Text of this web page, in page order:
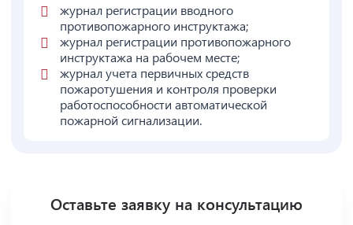
журнал регистрации вводного
противопожарного инструктажа;
журнал регистрации противопожарного
инструктажа на рабочем месте;
журнал учета первичных средств
пожаротушения и контроля проверки
работоспособности автоматической
пожарной сигнализации.
Оставьте заявку на консультацию